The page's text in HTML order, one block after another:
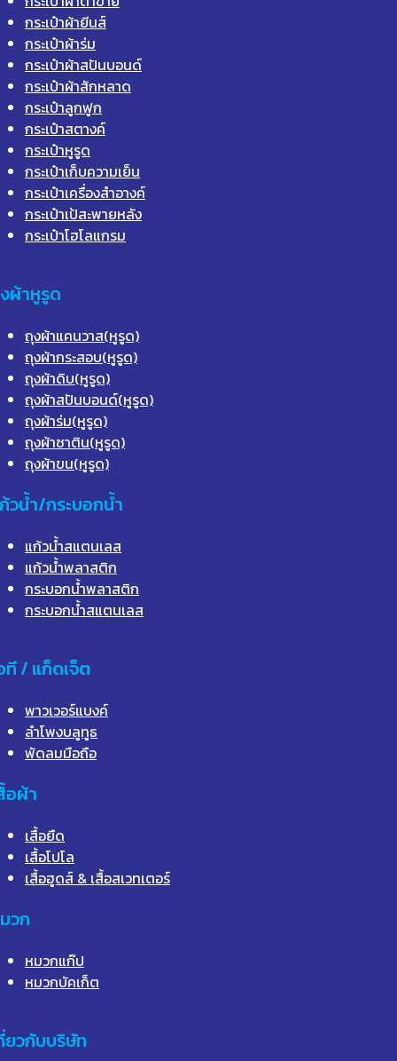
กระเป๋าผ้ายีนส์
กระเป๋าผ้าร่ม
กระเป๋าผ้าสปันบอนด์
กระเป๋าผ้าสักหลาด
กระเป๋าลูกฟูก
กระเป๋าสตางค์
กระเป๋าหูรูด
กระเป๋าเก็บความเย็น
กระเป๋าเครื่องสำอางค์
กระเป๋าเป้สะพายหลัง
กระเป๋าโฮโลแกรม
ผ้าหูรูด
ถุงผ้าแคนวาส(หูรูด)
ถุงผ้ากระสอบ(หูรูด)
ถุงผ้าดิบ(หูรูด)
ถุงผ้าสปันบอนด์(หูรูด)
ถุงผ้าร่ม(หูรูด)
ถุงผ้าซาติน(หูรูด)
ถุงผ้าขน(หูรูด)
วน้ำ/กระบอกน้ำ
แก้วน้ำสแตนเลส
แก้วน้ำพลาสติก
กระบอกน้ำพลาสติก
กระบอกน้ำสแตนเลส
ที / แก็ดเจ็ต
พาวเวอร์แบงค์
ลำโพงบลูทูธ
พัดลมมือถือ
อผ้า
เสื้อยืด
เสื้อโปโล
เสื้อฮูดส์ & เสื้อสเวทเตอร์
วก
หมวกแก๊ป
หมวกบัคเก็ต
ยวกับบริษัท